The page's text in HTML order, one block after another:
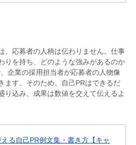
、応募者の人柄は伝わりません。仕事
りを持ち、どのような強みがあるのか
企業の採用担当者が応募者の人物像
ます。そのため、自己PRはできるだ
り込み、成果は数値を交えて伝えるよ
る自己PR例文集・書き方【キャ